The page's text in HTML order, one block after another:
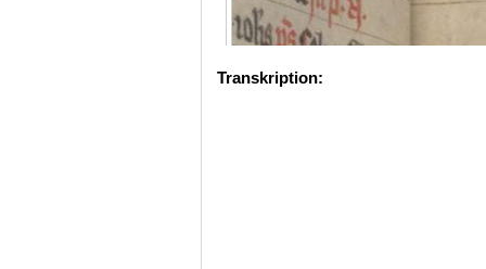
Transkription: